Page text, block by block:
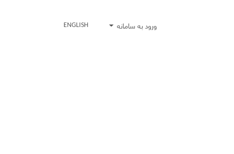
ورود به سامانه ENGLISH